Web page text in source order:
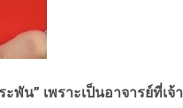
น” เพราะเป็นอาจารย์ที่เจ้า